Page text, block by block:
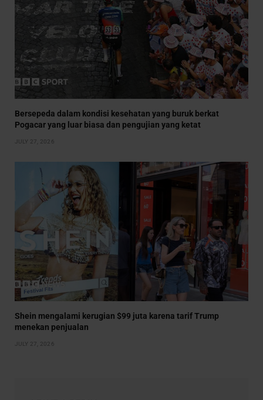
Bersepeda dalam kondisi kesehatan yang buruk berkat
Pogacar yang luar biasa dan pengujian yang ketat
JULY 27, 2026
Shein mengalami kerugian $99 juta karena tarif Trump
menekan penjualan
JULY 27, 2026